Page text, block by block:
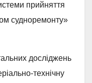
прийняття
судноремонту»
досліджень
технічну